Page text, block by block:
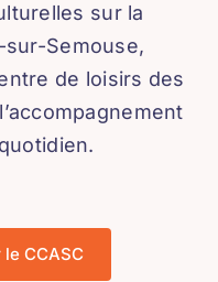
sur la
Semouse,
de loisirs des
CCASC